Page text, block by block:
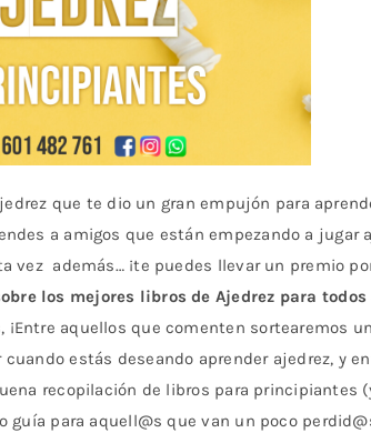
que te dio un gran empujón para
a amigos que están empezando a jugar
vez además… ¡te puedes llevar un premio
los mejores libros de Ajedrez para
¡Entre aquellos que comenten sortearemos
cuando estás deseando aprender ajedrez, y
recopilación de libros para principiantes
para aquell@s que van un poco